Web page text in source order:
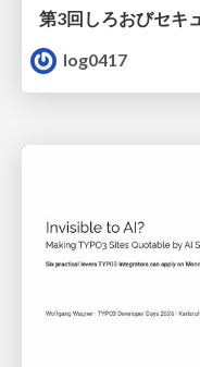
第3回しろおびセキ
log0417